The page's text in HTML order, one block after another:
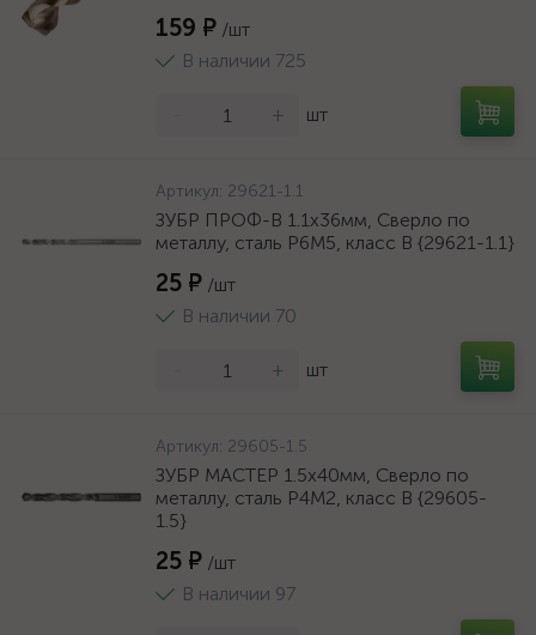
159 ₽ /шт
В наличии 725
+ шт
Артикул: 29621-1.1
ЗУБР ПРОФ-В 1.1х36мм, Сверло по
металлу, сталь Р6М5, класс В {29621-1.1}
25 ₽ /шт
В наличии 70
+ шт
Артикул: 29605-1.5
ЗУБР МАСТЕР 1.5х40мм, Сверло по
металлу, сталь Р4М2, класс В {29605-
1.5}
25 ₽ /шт
В наличии 97